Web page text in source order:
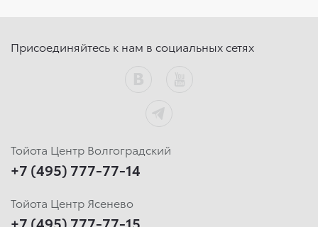
Присоединяйтесь к нам в социальных сетях
Тойота Центр Волгоградский
+7 (495) 777-77-14
Тойота Центр Ясенево
+7 (495) 777-77-15